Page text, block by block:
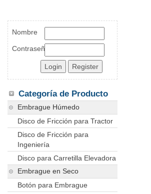
Nombre
Contraseña
Categoría de Producto
Embrague Húmedo
Disco de Fricción para Tractor
Disco de Fricción para
Ingeniería
Disco para Carretilla Elevadora
Embrague en Seco
Botón para Embrague